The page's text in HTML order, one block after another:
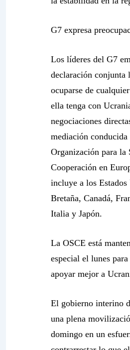
G7 expresa
Los líderes del G7
declaración conjunta
ocuparse de
ella tenga con
negociaciones
mediación
Organización para la
Cooperación en
incluye a los
Bretaña, Canadá,
Italia y Japón.
La OSCE está
especial el lunes
apoyar mejor a
El gobierno interino
una plena
domingo en un